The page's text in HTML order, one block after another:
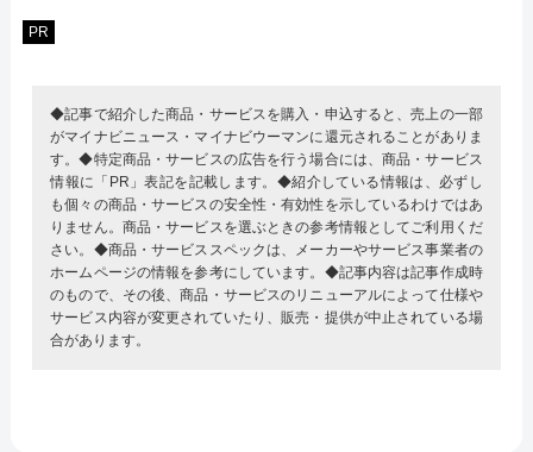
PR
◆記事で紹介した商品・サービスを購入・申込すると、売上の一部
がマイナビニュース・マイナビウーマンに還元されることがありま
す。◆特定商品・サービスの広告を行う場合には、商品・サービス
情報に「PR」表記を記載します。◆紹介している情報は、必ずし
も個々の商品・サービスの安全性・有効性を示しているわけではあ
りません。商品・サービスを選ぶときの参考情報としてご利用くだ
さい。◆商品・サービススペックは、メーカーやサービス事業者の
ホームページの情報を参考にしています。◆記事内容は記事作成時
のもので、その後、商品・サービスのリニューアルによって仕様や
サービス内容が変更されていたり、販売・提供が中止されている場
合があります。